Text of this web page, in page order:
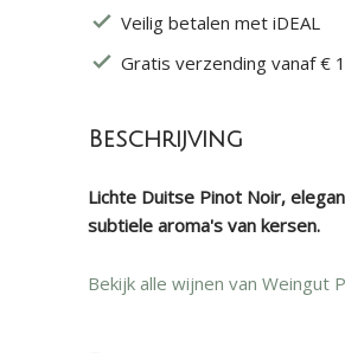
Veilig betalen met iDEAL
Gratis verzending vanaf €
Beschrijving
Lichte Duitse Pinot Noir,
subtiele aroma's van kersen.
Bekijk alle wijnen van Weingut